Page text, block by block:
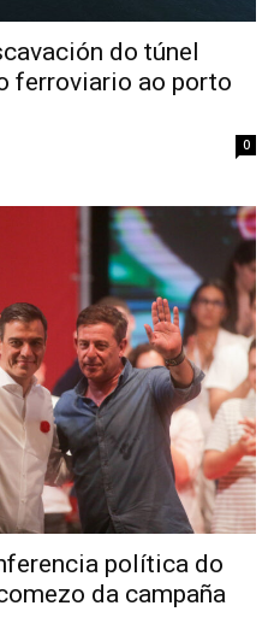
do túnel
ferroviario ao porto
0
política do
da campaña